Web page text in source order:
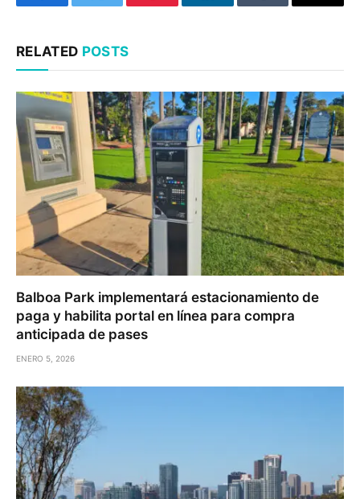
FacebookTwitter Pinterest LinkedInTumblr Email
RELATED POSTS
Balboa Park implementará estacionamiento de
paga y habilita portal en línea para compra
anticipada de pases
ENERO 5, 2026